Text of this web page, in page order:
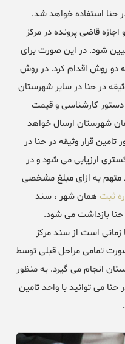
حنا استفاده خواهد شد.
قاضی پرونده در مرکز
شود. در این صورت برای
دو روش اقدام کرد. در روش
در حنا در سایر شهرستان
دستور کارشناسی و قیمت
شهرستان ارسال خواهد
قرار وثیقه در حنا در
ارزیابی می شود و در
به ازای مبلغ مشخصی
ثبت همان شهر ، سند
حنا بازداشت می شود.
است از سند مرکز
تمامی مراحل قبلی توسط
انجام می گیرد. به منظور
حنا می توانید با واحد تامین